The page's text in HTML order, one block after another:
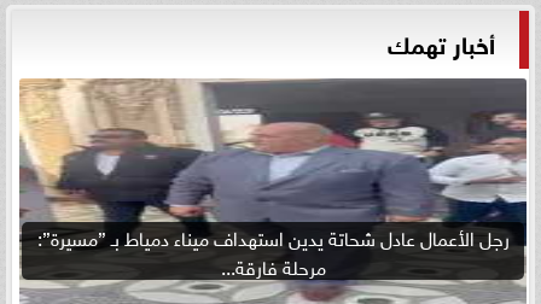
أخبار تهمك
رجل الأعمال عادل شحاتة يدين استهداف ميناء دمياط بـ ”مسيرة”:
مرحلة فارقة...